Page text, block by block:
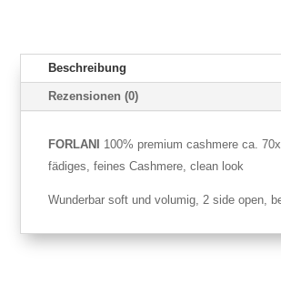
Beschreibung
Rezensionen (0)
FORLANI 100% premium cashmere ca.
fädiges, feines Cashmere, clean look
Wunderbar soft und volumig, 2 side open,